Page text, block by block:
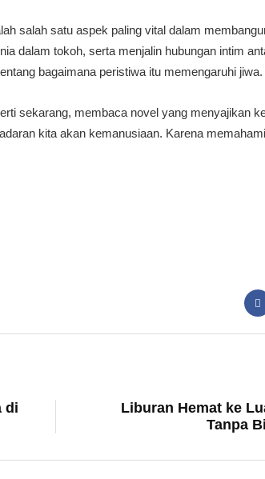
salah satu aspek paling vital dalam
dalam tokoh, serta menjalin hubungan intim
bagaimana peristiwa itu memengaruhi jiwa.
sekarang, membaca novel yang menyajikan
kita akan kemanusiaan. Karena
di
Liburan Hemat ke
Tanpa